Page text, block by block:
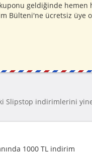
geldiğinde hemen
Bülteni'ne ücretsiz üye
Slipstop indirimlerini
1000 TL indirim